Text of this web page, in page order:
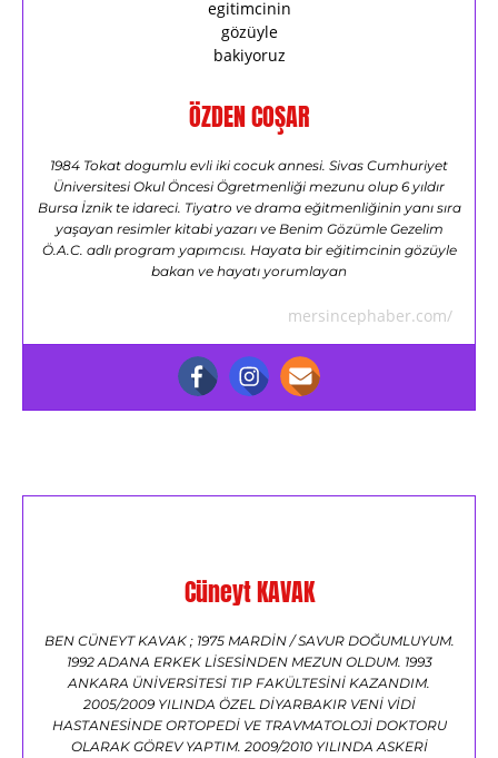
ÖZDEN COŞAR
1984 Tokat dogumlu evli iki cocuk annesi. Sivas Cumhuriyet
Üniversitesi Okul Öncesi Ögretmenliği mezunu olup 6 yıldır
Bursa İznik te idareci. Tiyatro ve drama eğitmenliğinin yanı sıra
yaşayan resimler kitabi yazarı ve Benim Gözümle Gezelim
Ö.A.C. adlı program yapımcısı. Hayata bir eğitimcinin gözüyle
bakan ve hayatı yorumlayan
mersincephaber.com/
Cüneyt KAVAK
BEN CÜNEYT KAVAK ; 1975 MARDİN / SAVUR DOĞUMLUYUM.
1992 ADANA ERKEK LİSESİNDEN MEZUN OLDUM. 1993
ANKARA ÜNİVERSİTESİ TIP FAKÜLTESİNİ KAZANDIM.
2005/2009 YILINDA ÖZEL DİYARBAKIR VENİ VİDİ
HASTANESİNDE ORTOPEDİ VE TRAVMATOLOJİ DOKTORU
OLARAK GÖREV YAPTIM. 2009/2010 YILINDA ASKERİ